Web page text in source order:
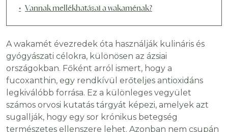
Vannak mellékhatásai a wakaménak?
A wakamét évezredek óta használják kulináris és
gyógyászati ​​célokra, különösen az ázsiai
országokban. Főként arról ismert, hogy a
fucoxanthin, egy rendkívül erőteljes antioxidáns
legkiválóbb forrása. Ez a különleges vegyület
számos orvosi kutatás tárgyát képezi, amelyek azt
sugallják, hogy egy sor krónikus betegség
természetes ellenszere lehet. Azonban nem csupán